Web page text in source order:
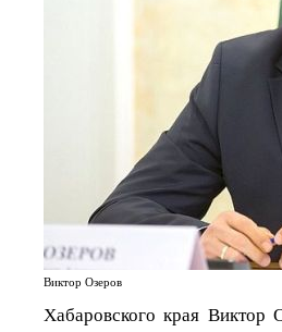
Виктор Озеров
Хабаровского края Виктор